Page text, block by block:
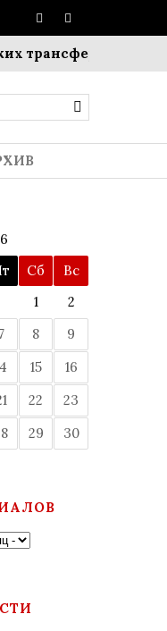
Сб
Вс
1
2
8
9
15
16
22
23
29
30